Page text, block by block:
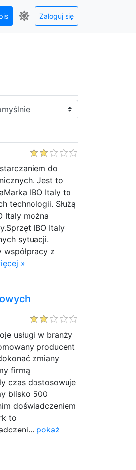
Zaloguj się
do
Jest to
IBO Italy to
technologii. Służą
Italy można
IBO Italy
sytuacji.
współpracy z
»
usługi w branży
producent
zmiany
firmą
czas dostosowuje
blisko 500
doświadczeniem
to
pokaż